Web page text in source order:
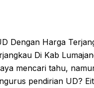
Dengan Harga
Di Kab
mencari tahu,
pendirian UD?